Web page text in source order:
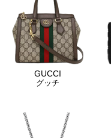
GUCCI
グッチ